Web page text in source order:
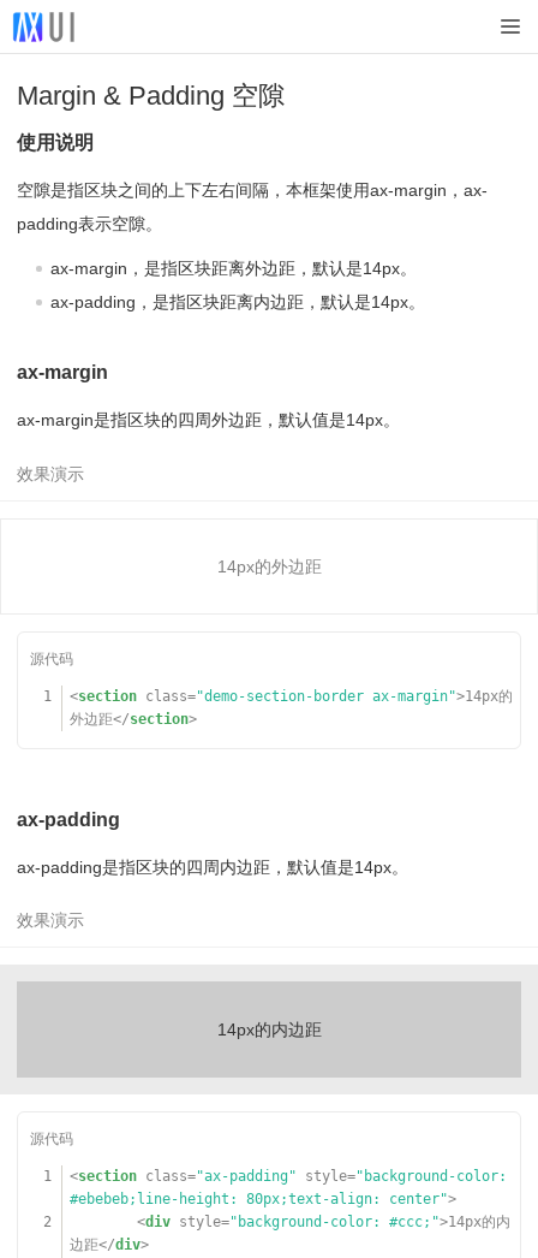
Margin & Padding 空隙
使用说明
空隙是指区块之间的上下左右间隔，本框架使用ax-margin，ax-
padding表示空隙。
ax-margin，是指区块距离外边距，默认是14px。
ax-padding，是指区块距离内边距，默认是14px。
ax-margin
ax-margin是指区块的四周外边距，默认值是14px。
14px的外边距
1 <section class="demo-section-border ax-margin">14px的
外边距</section>
ax-padding
ax-padding是指区块的四周内边距，默认值是14px。
14px的内边距
1 <section class="ax-padding" style="background-color:
#ebebeb;line-height: 80px;text-align: center">
2
<div style="background-color: #ccc;">14px的内
边距</div>